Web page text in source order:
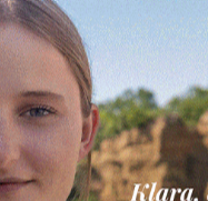
realizzato da
arriva a Contu che
avversari, solo un paio di
Marco Coppi(in
di una Bucinese scesa in
riuscita a mantenere
segnato il golche